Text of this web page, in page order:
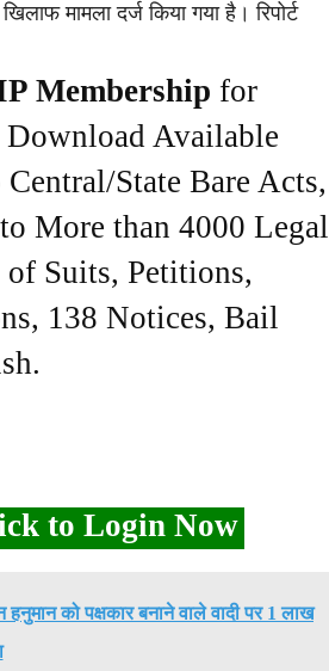
मामला दर्ज किया गया है। रिपोर्ट
Membership for
Available
State Bare Acts,
More than 4000 Legal
Suits, Petitions,
138 Notices, Bail
to Login Now
हनुमान को पक्षकार बनाने वाले वादी पर 1 लाख